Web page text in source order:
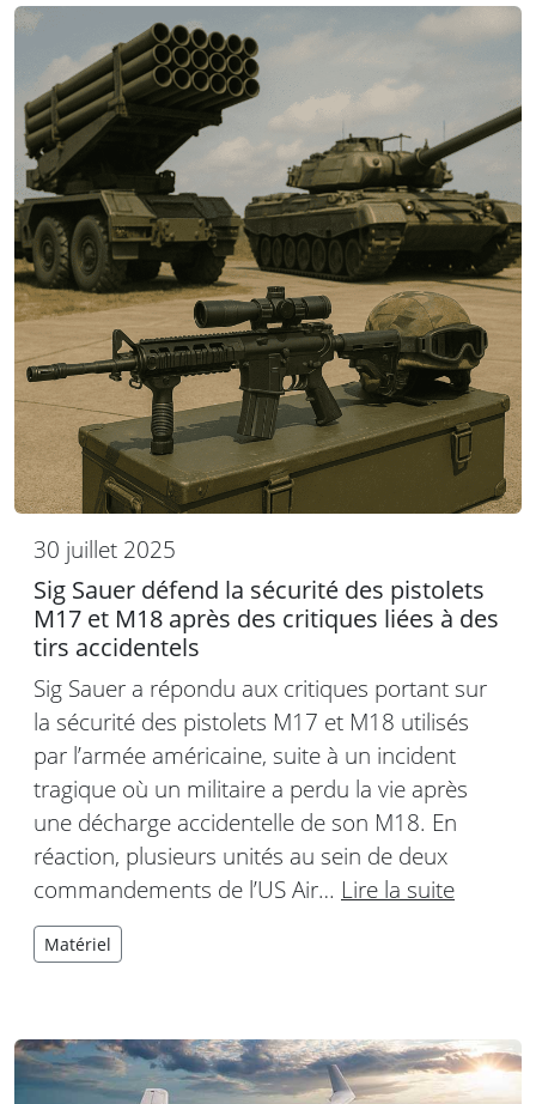
30 juillet 2025
Sig Sauer défend la sécurité des pistolets
M17 et M18 après des critiques liées à des
tirs accidentels
Sig Sauer a répondu aux critiques portant sur
la sécurité des pistolets M17 et M18 utilisés
par l’armée américaine, suite à un incident
tragique où un militaire a perdu la vie après
une décharge accidentelle de son M18. En
réaction, plusieurs unités au sein de deux
commandements de l’US Air… Lire la suite
Matériel